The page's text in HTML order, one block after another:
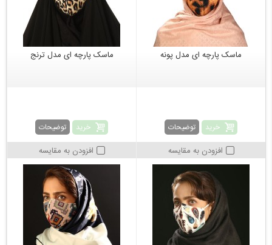
ماسک پارچه ای مدل پونه
خرید توضیحات
افزودن به مقایسه
ماسک پارچه ای مدل ترنج
خرید توضیحات
افزودن به مقایسه